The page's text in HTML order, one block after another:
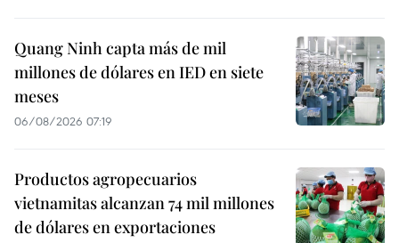
Quang Ninh capta más de mil
millones de dólares en IED en siete
meses
06/08/2026 07:19
Productos agropecuarios
vietnamitas alcanzan 74 mil millones
de dólares en exportaciones